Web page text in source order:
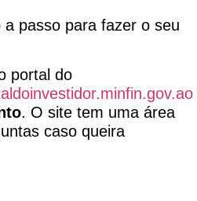
a passo para fazer o seu
portal do
. O site tem uma área
caso queira